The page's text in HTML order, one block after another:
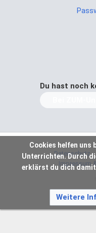
Du hast noch
Datenschutz
Impressum
Cookies helfen uns
Unterrichten. Durch
erklärst du dich
Weitere